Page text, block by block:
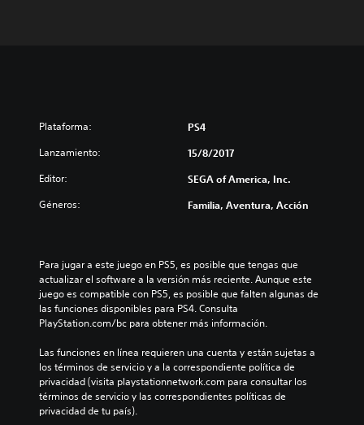
Plataforma: PS4
Lanzamiento: 15/8/2017
Editor: SEGA of America, Inc.
Géneros: Familia, Aventura, Acción
Para jugar a este juego en PS5, es posible que tengas que
actualizar el software a la versión más reciente. Aunque este
juego es compatible con PS5, es posible que falten algunas de
las funciones disponibles para PS4. Consulta
PlayStation.com/bc para obtener más información.
Las funciones en línea requieren una cuenta y están sujetas a
los términos de servicio y a la correspondiente política de
privacidad (visita playstationnetwork.com para consultar los
términos de servicio y las correspondientes políticas de
privacidad de tu país).